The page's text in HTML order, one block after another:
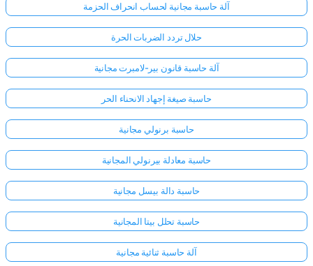
آلة حاسبة مجانية لحساب انحراف الحزمة
حلال تردد الضربات الحرة
آلة حاسبة قانون بير-لامبرت مجانية
حاسبة صيغة إجهاد الانحناء الحر
حاسبة برنولي مجانية
حاسبة معادلة بيرنولي المجانية
حاسبة دالة بيسل مجانية
حاسبة تحلل بيتا المجانية
آلة حاسبة ثنائية مجانية